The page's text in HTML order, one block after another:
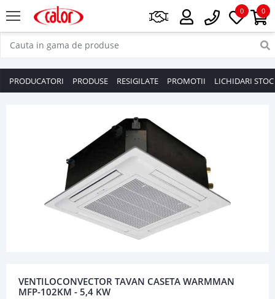
0
0
PRODUCATORI PRODUSE RESIGILATE PROMOTII LICHIDARI STOC
VENTILOCONVECTOR TAVAN CASETA WARMMAN
MFP-102KM - 5,4 KW